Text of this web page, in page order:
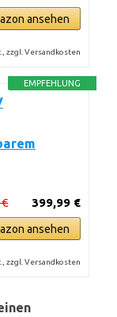
ansehen
zzgl. Versandkosten
EMPFEHLUNG
399,99 €
€
ansehen
zzgl. Versandkosten